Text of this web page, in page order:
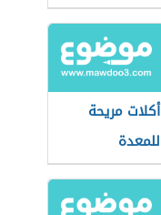
أكلات مريحة
للمعدة